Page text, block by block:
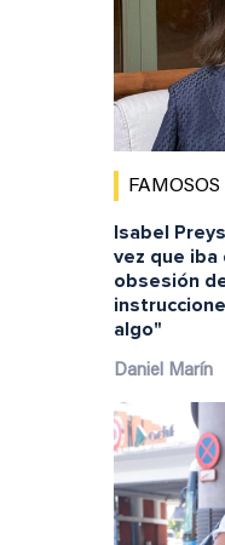
FAMOSOS
Isabel
vez que iba
obsesión
algo"
Daniel Marín